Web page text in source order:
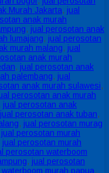
Murah Jakarta, jual
anak murah
, jual perosotan anak
lumajang, jual perosotan
murah malang, jual
anak murah
, jual perosotan anak
palembang, jual
anak murah sulawesi,
perosotan anak murah
jual perosotan anak
jual perosotan anak tuban,
, jual perosotan murag
jual perosotan murah
jual perosotan murah
perosotan waterboom
, jual perosotan
murah papua,